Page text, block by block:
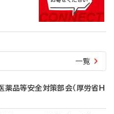
一覧
品等安全対策部会（厚労省H